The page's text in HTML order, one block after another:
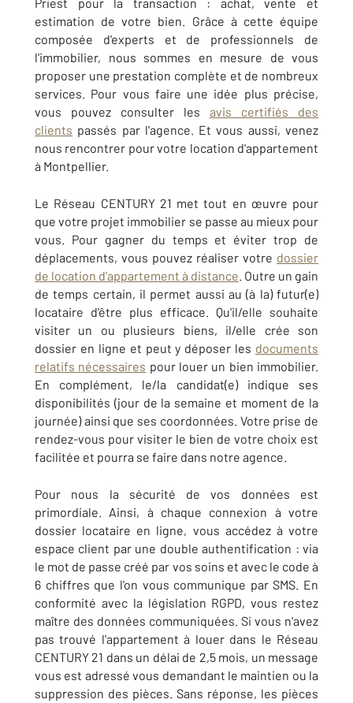
estimation de votre bien. Grâce à cette équipe
composée d'experts et de professionnels de
l'immobilier, nous sommes en mesure de vous
proposer une prestation complète et de nombreux
services. Pour vous faire une idée plus précise,
vous pouvez consulter les avis certifiés des
clients passés par l'agence. Et vous aussi, venez
nous rencontrer pour votre location d'appartement
à Montpellier.
Le Réseau CENTURY 21 met tout en œuvre pour
que votre projet immobilier se passe au mieux pour
vous. Pour gagner du temps et éviter trop de
déplacements, vous pouvez réaliser votre dossier
de location d'appartement à distance. Outre un gain
de temps certain, il permet aussi au (à la) futur(e)
locataire d'être plus efficace. Qu'il/elle souhaite
visiter un ou plusieurs biens, il/elle crée son
dossier en ligne et peut y déposer les documents
relatifs nécessaires pour louer un bien immobilier.
En complément, le/la candidat(e) indique ses
disponibilités (jour de la semaine et moment de la
journée) ainsi que ses coordonnées. Votre prise de
rendez-vous pour visiter le bien de votre choix est
facilitée et pourra se faire dans notre agence.
Pour nous la sécurité de vos données est
primordiale. Ainsi, à chaque connexion à votre
dossier locataire en ligne, vous accédez à votre
espace client par une double authentification : via
le mot de passe créé par vos soins et avec le code à
6 chiffres que l'on vous communique par SMS. En
conformité avec la législation RGPD, vous restez
maître des données communiquées. Si vous n'avez
pas trouvé l'appartement à louer dans le Réseau
CENTURY 21 dans un délai de 2,5 mois, un message
vous est adressé vous demandant le maintien ou la
suppression des pièces. Sans réponse, les pièces